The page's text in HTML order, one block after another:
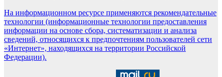
На информационном ресурсе применяются рекомендательные
технологии (информационные технологии предоставления
информации на основе сбора, систематизации и анализа
сведений, относящихся к предпочтениям пользователей сети
«Интернет», находящихся на территории Российской
Федерации).